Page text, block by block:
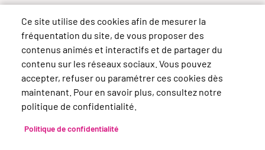
Mercredi de 9h à 12h et de 14h à 18h
Jeudi de 14h à 17h
Ce site utilise des cookies afin de mesurer la
fréquentation du site, de vous proposer des
contenus animés et interactifs et de partager du
contenu sur les réseaux sociaux. Vous pouvez
accepter, refuser ou paramétrer ces cookies dès
maintenant. Pour en savoir plus, consultez notre
politique de confidentialité.
Politique de confidentialité